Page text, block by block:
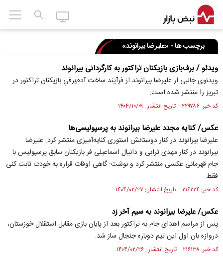
برچسب ها - «علیرضا بیرانوند»
ویدئو / برف‌بازی بازیکنان تراکتور به کارگردانی بیرانوند
ویدئوی جالبی از علیرضا بیرانوند از فرآیند ساخت آدم‌برفیِ بازیکنان تراکتور در
تبریز را منتشر شده است.
کد خبر: ۲۲۹۷۸۶ تاریخ انتشار : ۱۴۰۴/۱۰/۰۹
عکس/ کنایه مجدد علیرضا بیرانوند به پرسپولیسی‌ها
علیرضا بیرانوند در کنار دوستانش استوری کنایه‌آمیزی منتشر کرد. علیرضا
بیرانوند در کنار مهدی ترابی و دانیال اسماعیلی فر بازیکنان سابق پرسپولیس با
جام قهرمانی عکسی منتشر کرد و نوشت: گاهی اوقات قراره به خودت ثابت کنی
فقط..
کد خبر: ۲۱۶۲۲۴ تاریخ انتشار : ۱۴۰۴/۰۲/۲۷
عکس/ علیرضا بیرانوند به سیم آخر زد
​پس از مراسم اهدای جام به تراکتور بعد از پایان بازی مقابل استقلال خوزستان،
دروازه بان اول این تیم دوباره جنجال ساز شد.
کد خبر: ۲۱۶۱۳۸ تاریخ انتشار : ۱۴۰۴/۰۲/۲۶